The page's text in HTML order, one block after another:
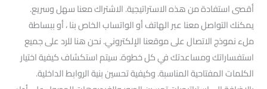
أقصى استفادة من هذه الاستراتيجية. الاشتراك معنا سهل وسريع.
يمكنك التواصل معنا عبر الهاتف أو الواتساب الخاص بنا ، أو ببساطة
ملء نموذج الاتصال على موقعنا الإلكتروني. نحن هنا للرد على جميع
استفساراتك ومساعدتك في كل خطوة. سيتم استكشاف كيفية اختيار
الكلمات المفتاحية المناسبة. وكيفية تحسين بنية الروابط الداخلية.